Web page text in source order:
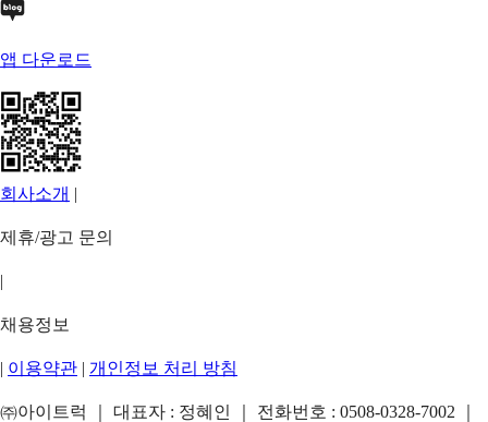
앱 다운로드
회사소개 |
제휴/광고 문의
|
채용정보
| 이용약관 | 개인정보 처리 방침
㈜아이트럭 ｜ 대표자 : 정혜인 ｜ 전화번호 : 0508-0328-7002